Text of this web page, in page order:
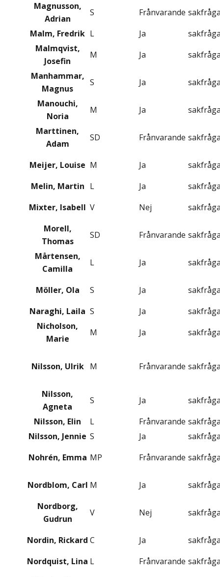
Magnusson,
Adrian
S Frånvarande
Malm, Fredrik L Ja
Malmqvist,
Josefin
M Ja
Manhammar,
Magnus
S Ja
Manouchi,
Noria
M Ja
Marttinen,
Adam
SD Frånvarande
Meijer, Louise M Ja
Melin, Martin L Ja
Mixter, Isabell V Nej
Morell,
Thomas
SD Frånvarande
Mårtensen,
Camilla
L Ja
Möller, Ola S Ja
Naraghi, Laila S Ja
Nicholson,
Marie
M Ja
Nilsson, Ulrik M Frånvarande
Nilsson,
Agneta
S Ja
Nilsson, Elin
L Frånvarande
Nilsson, Jennie S Ja
Nohrén, Emma MP Frånvarande
Nordblom, Carl M Ja
Nordborg,
Gudrun
V Nej
Nordin, Rickard C Ja
Nordquist, Lina L Frånvarande